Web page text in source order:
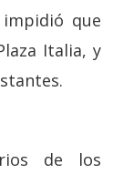
impidió que
Italia, y
de los